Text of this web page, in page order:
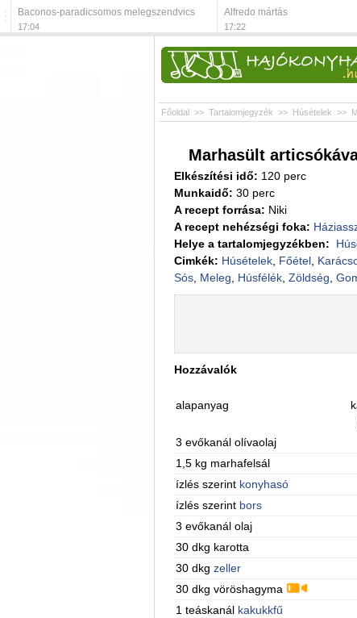
Baconos-paradicsomos melegszendvics
17:04
Alfredo mártás
17:22
Főoldal >> Tartalomjegyzék >> Húsételek >>
Marhasült
Elkészítési idő: 120 perc
Munkaidő: 30 perc
A recept forrása: Niki
A recept nehézségi foka:
Helye a tartalomjegyzékben:
Cimkék: Húsételek, Főétel,
Sós, Meleg Húsfélék, Zöldség
Hozzávalók
alapanyag
3 evőkanál olívaolaj
1,5 kg marhafelsál
ízlés szerint konyhasó
ízlés szerint bors
3 evőkanál olaj
30 dkg karotta
30 dkg zeller
30 dkg vöröshagyma
1 teáskanál kakukkfű